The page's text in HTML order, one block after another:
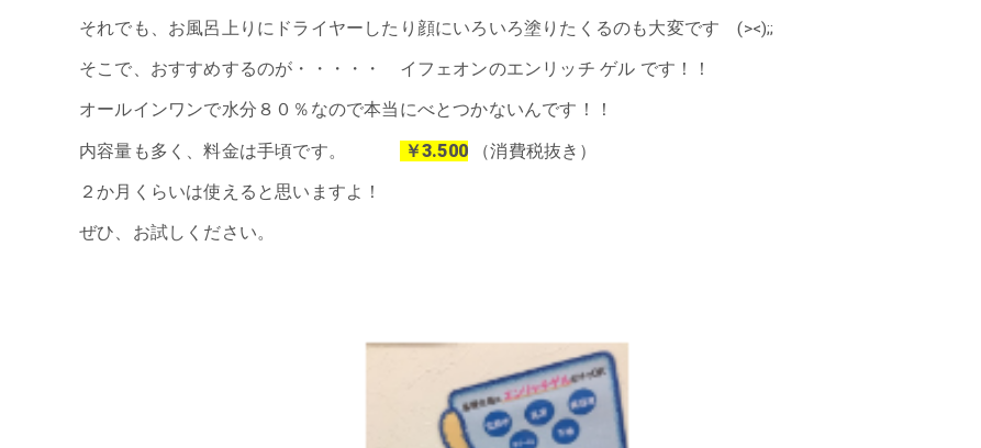
それでも、お風呂上りにドライヤーしたり顔にいろいろ塗りたくるのも大変です (><);;
そこで、おすすめするのが・・・・・ イフェオンのエンリッチ ゲル です！！
オールインワンで水分８０％なので本当にべとつかないんです！！
内容量も多く、料金は手頃です。 ￥3.500 （消費税抜き）
２か月くらいは使えると思いますよ！
ぜひ、お試しください。